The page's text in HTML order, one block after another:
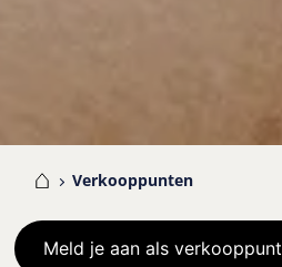
Verkooppunten
Meld je aan als verkooppunt